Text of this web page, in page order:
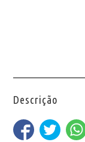
Descrição